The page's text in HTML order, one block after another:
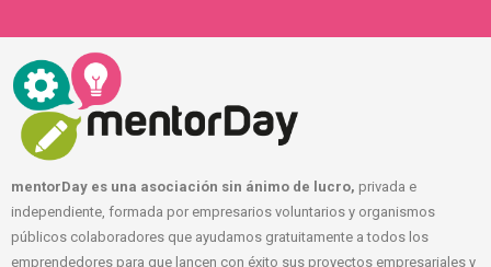
mentorDay es una asociación sin ánimo de lucro, privada e
independiente, formada por empresarios voluntarios y organismos
públicos colaboradores que ayudamos gratuitamente a todos los
emprendedores para que lancen con éxito sus proyectos empresariales y